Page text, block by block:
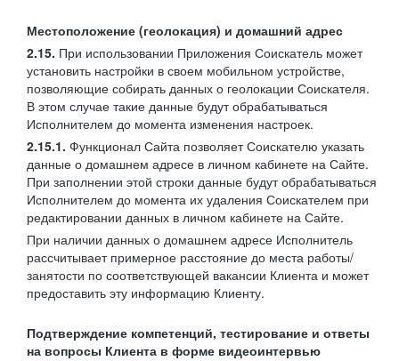
Местоположение (геолокация) и домашний адрес
2.15. При использовании Приложения Соискатель может
установить настройки в своем мобильном устройстве,
позволяющие собирать данных о геолокации Соискателя.
В этом случае такие данные будут обрабатываться
Исполнителем до момента изменения настроек.
2.15.1. Функционал Сайта позволяет Соискателю указать
данные о домашнем адресе в личном кабинете на Сайте.
При заполнении этой строки данные будут обрабатываться
Исполнителем до момента их удаления Соискателем при
редактировании данных в личном кабинете на Сайте.
При наличии данных о домашнем адресе Исполнитель
рассчитывает примерное расстояние до места работы/
занятости по соответствующей вакансии Клиента и может
предоставить эту информацию Клиенту.
Подтверждение компетенций, тестирование и ответы
на вопросы Клиента в форме видеоинтервью